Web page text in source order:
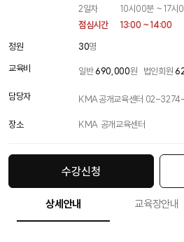
2일차
10시00분 ~ 17시
점심시간
13:00 ~ 14:00
정원
30명
교육비
일반 690,000원 법인회원
담당자 KMA공개교육센터 02-
장소 KMA 공개교육센터
수강신청
상세안내 교육장안내